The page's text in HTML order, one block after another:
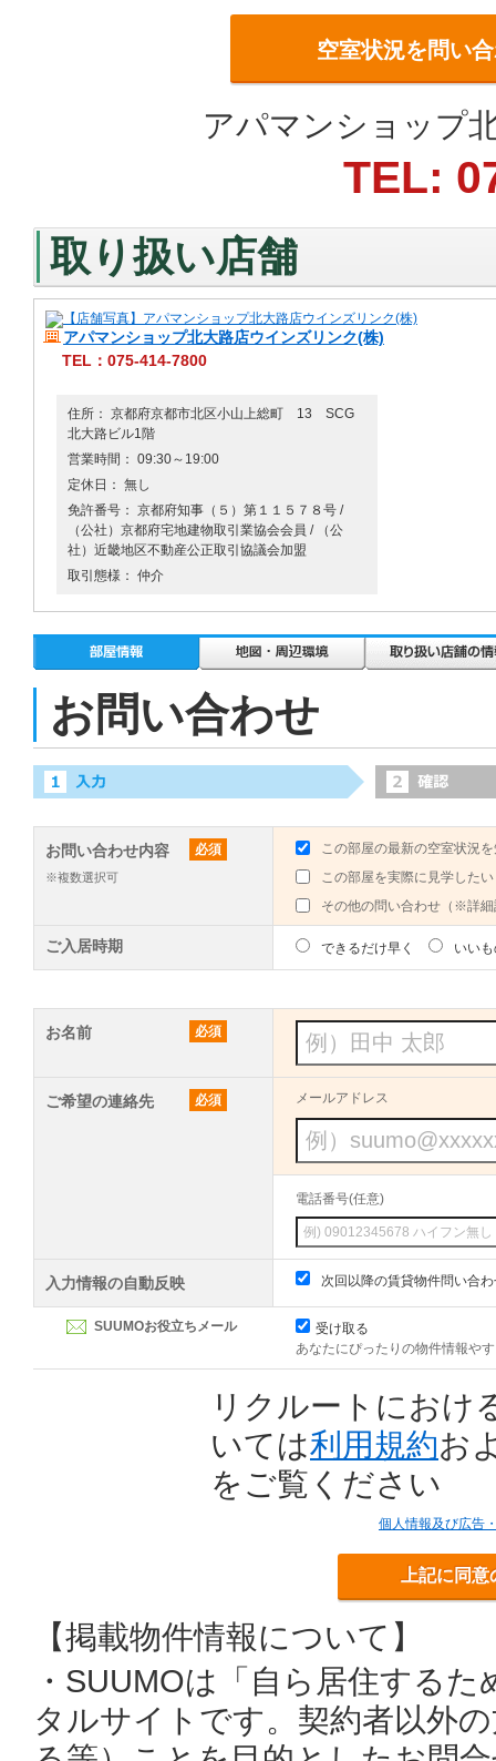
空室状況を問い
アパマンショップ
TEL:
取り扱い店舗
アパマンショップ北大路店ウインズリンク(株)
TEL：075-414-7800
住所： 京都府京都市北区小山上総町 13 SCG
北大路ビル1階
営業時間： 09:30～19:00
定休日： 無し
免許番号： 京都府知事（５）第１１５７８号 /
（公社）京都府宅地建物取引業協会会員 / （公
社）近畿地区不動産公正取引協議会加盟
取引態様： 仲介
お問い合わせ
お問い合わせ内容 必須
※複数選択可
この部屋の最新の空室状況
この部屋を実際に見学したい
その他の問い合わせ（※詳
ご入居時期 できるだけ早く いい
お名前 必須
ご希望の連絡先 必須 メールアドレス
電話番号(任意)
入力情報の自動反映 次回以降の賃貸物件問い合
SUUMOお役立ちメール
受け取る
あなたにぴったりの物件情報や
リクルートにおけ
いては利用規約お
をご覧ください
個人情報及び広告
上記に同
【掲載物件情報について】
・SUUMOは「自ら居住する
タルサイトです。契約者以外